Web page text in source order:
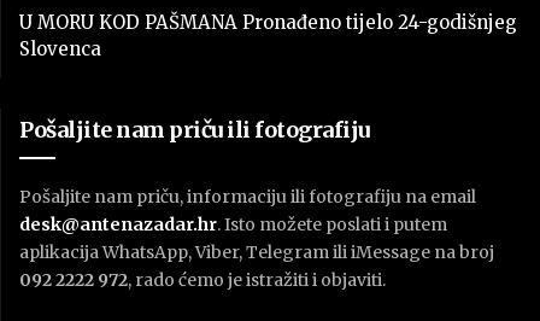
U MORU KOD PAŠMANA Pronađeno tijelo 24-godišnjeg
Slovenca
Pošaljite nam priču ili fotografiju
Pošaljite nam priču, informaciju ili fotografiju na email
desk@antenazadar.hr. Isto možete poslati i putem
aplikacija WhatsApp, Viber, Telegram ili iMessage na broj
092 2222 972, rado ćemo je istražiti i objaviti.